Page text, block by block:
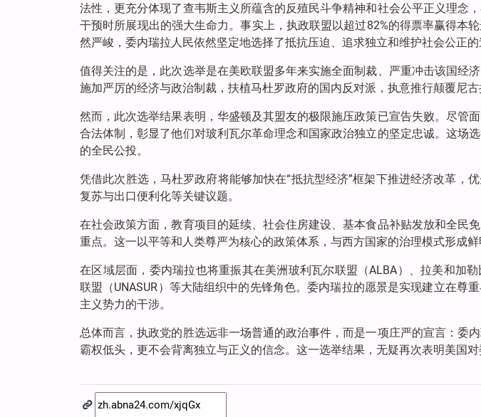
法性，更充分体现了查韦斯主义所蕴含的反殖民斗争精神和社会公平正义理念
干预时所展现出的强大生命力。事实上，执政联盟以超过82%的得票率赢得本
然严峻，委内瑞拉人民依然坚定地选择了抵抗压迫、追求独立和维护社会公正的
值得关注的是，此次选举是在美欧联盟多年来实施全面制裁、严重冲击该国经
施加严厉的经济与政治制裁，扶植马杜罗政府的国内反对派，执意推行颠覆尼古
然而，此次选举结果表明，华盛顿及其盟友的极限施压政策已宣告失败。尽管
合法体制，彰显了他们对玻利瓦尔革命理念和国家政治独立的坚定忠诚。这场
的全民公投。
凭借此次胜选，马杜罗政府将能够加快在“抵抗型经济”框架下推进经济改革，
复苏与出口便利化等关键议题。
在社会政策方面，教育项目的延续、社会住房建设、基本食品补贴发放和全民
重点。这一以平等和人类尊严为核心的政策体系，与西方国家的治理模式形成鲜
在区域层面，委内瑞拉也将重振其在美洲玻利瓦尔联盟（ALBA）、拉美和加
联盟（UNASUR）等大陆组织中的先锋角色。委内瑞拉的愿景是实现建立在尊
主义势力的干涉。
总体而言，执政党的胜选远非一场普通的政治事件，而是一项庄严的宣言：委
霸权低头，更不会背离独立与正义的信念。这一选举结果，无疑再次表明美国对